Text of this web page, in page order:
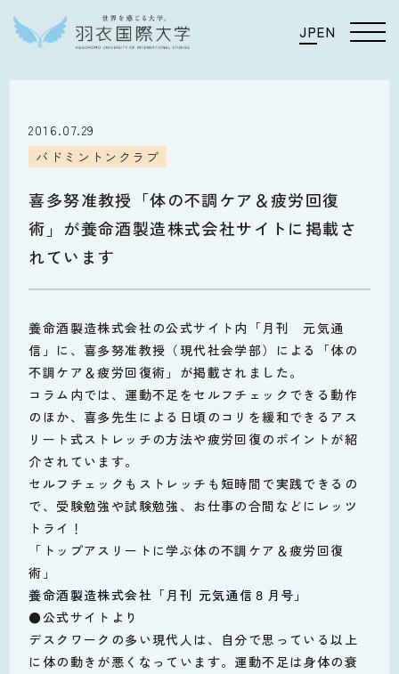
JPEN
2016.07.29
バドミントンクラブ
喜多努准教授「体の不調ケア＆疲労回復
術」が養命酒製造株式会社サイトに掲載さ
れています
養命酒製造株式会社の公式サイト内「月刊 元気通
信」に、喜多努准教授（現代社会学部）による「体の
不調ケア＆疲労回復術」が掲載されました。
コラム内では、運動不足をセルフチェックできる動作
のほか、喜多先生による日頃のコリを緩和できるアス
リート式ストレッチの方法や疲労回復のポイントが紹
介されています。
セルフチェックもストレッチも短時間で実践できるの
で、受験勉強や試験勉強、お仕事の合間などにレッツ
トライ！
「トップアスリートに学ぶ体の不調ケア＆疲労回復
術」
養命酒製造株式会社「月刊 元気通信８月号」
●公式サイトより
デスクワークの多い現代人は、自分で思っている以上
に体の動きが悪くなっています。運動不足は身体の衰